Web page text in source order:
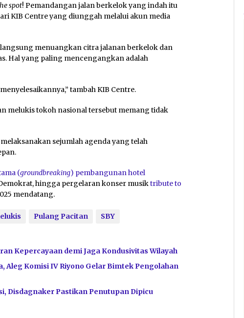
spot! Pemandangan jalan berkelok yang indah itu
KIB Centre yang diunggah melalui akun media
menuangkan citra jalanan berkelok dan
Hal yang paling mencengangkan adalah
tambah KIB Centre.
melukis tokoh nasional tersebut memang tidak
sejumlah agenda yang telah
(groundbreaking) pembangunan hotel
hingga pergelaran konser musiktribute to
mendatang.
Pulang Pacitan SBY
Kepercayaan demi Jaga Kondusivitas Wilayah
Aleg Komisi IV Riyono Gelar Bimtek Pengolahan
Disdagnaker Pastikan Penutupan Dipicu